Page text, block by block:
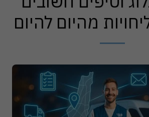
מהיום להיום